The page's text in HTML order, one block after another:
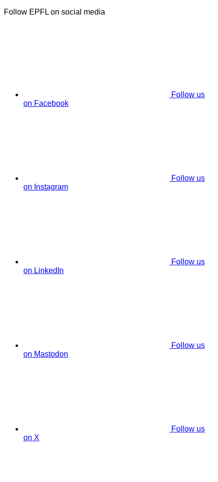
Follow EPFL on social media
Follow us
on Facebook
Follow us
on Instagram
Follow us
on LinkedIn
Follow us
on Mastodon
Follow us
on X